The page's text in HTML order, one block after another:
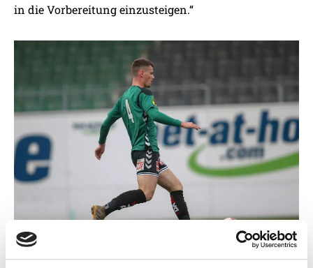
in die Vorbereitung einzusteigen.“